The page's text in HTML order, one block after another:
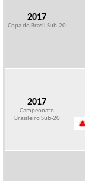
2017
Copa do Brasil Sub-20
2017
Campeonato
Brasileiro Sub-20